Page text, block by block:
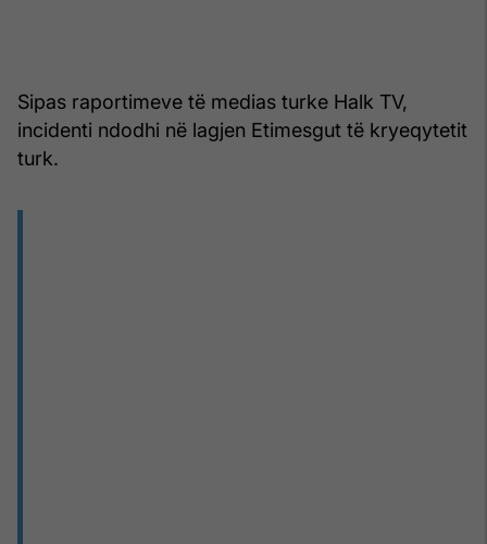
Sipas raportimeve të medias turke Halk TV,
incidenti ndodhi në lagjen Etimesgut të kryeqytetit
turk.